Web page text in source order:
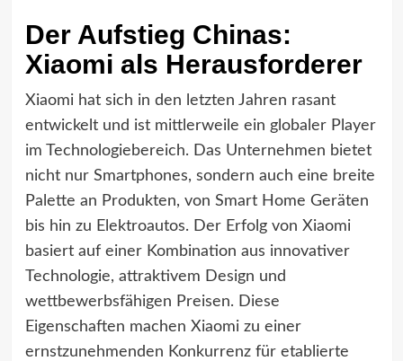
Der Aufstieg Chinas:
Xiaomi als Herausforderer
Xiaomi hat sich in den letzten Jahren rasant
entwickelt und ist mittlerweile ein globaler Player
im Technologiebereich. Das Unternehmen bietet
nicht nur Smartphones, sondern auch eine breite
Palette an Produkten, von Smart Home Geräten
bis hin zu Elektroautos. Der Erfolg von Xiaomi
basiert auf einer Kombination aus innovativer
Technologie, attraktivem Design und
wettbewerbsfähigen Preisen. Diese
Eigenschaften machen Xiaomi zu einer
ernstzunehmenden Konkurrenz für etablierte